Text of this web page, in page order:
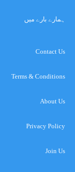
ہمارے بارے میں
Contact Us
Terms & Conditions
About Us
Privacy Policy
Join Us